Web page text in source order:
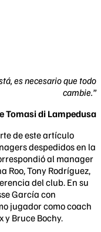
es necesario que todo
cambie.”
Tomasi di Lampedusa
de este artículo
despedidos en la
al manager
Roo, Tony Rodríguez,
del club. En su
García con
jugador como coach
y Bruce Bochy.